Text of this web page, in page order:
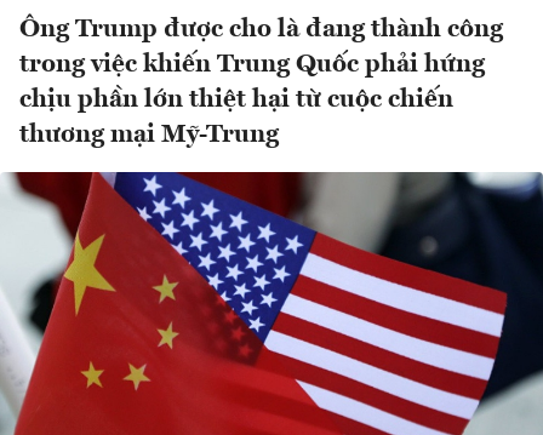
Ông Trump được cho là đang thành công
trong việc khiến Trung Quốc phải hứng
chịu phần lớn thiệt hại từ cuộc chiến
thương mại Mỹ-Trung